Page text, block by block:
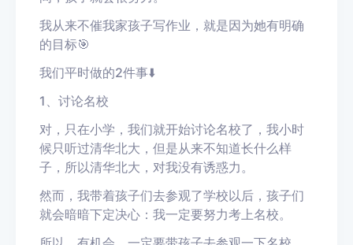
我从来不催我家孩子写作业，就是因为她有明确
的目标🎯
我们平时做的2件事⬇️
1、讨论名校
对，只在小学，我们就开始讨论名校了，我小时
候只听过清华北大，但是从来不知道长什么样
子，所以清华北大，对我没有诱惑力。
然而，我带着孩子们去参观了学校以后，孩子们
就会暗暗下定决心：我一定要努力考上名校。